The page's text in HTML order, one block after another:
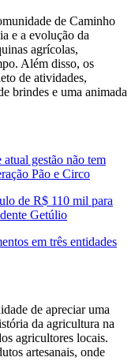
de Caminho
e a evolução da
agrícolas,
Além disso, os
de atividades,
brindes e uma animada
gestão não tem
Pão e Circo
de R$ 110 mil para
Getúlio
em três entidades
de apreciar uma
da agricultura na
agricultores locais.
artesanais, onde